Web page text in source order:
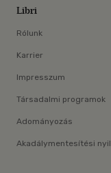
Libri
Rólunk
Karrier
Impresszum
Társadalmi programok
Adományozás
Akadálymentesítési